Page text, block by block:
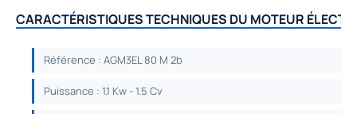
CARACTÉRISTIQUES TECHNIQUES DU MOTEUR
Référence : AGM3EL 80 M 2b
Puissance : 1.1 Kw - 1.5 Cv